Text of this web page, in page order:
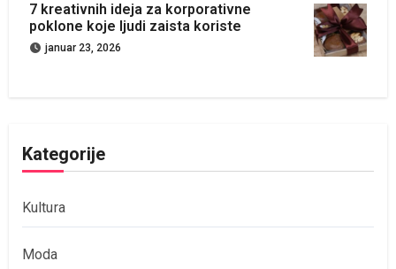
7 kreativnih ideja za korporativne
poklone koje ljudi zaista koriste
januar 23, 2026
Kategorije
Kultura
Moda